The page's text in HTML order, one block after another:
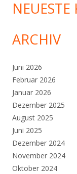
ARCHIV
Juni 2026
Februar 2026
Januar 2026
Dezember 2025
August 2025
Juni 2025
Dezember 2024
November 2024
Oktober 2024